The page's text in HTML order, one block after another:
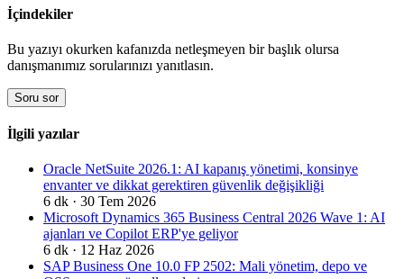
İçindekiler
Bu yazıyı okurken kafanızda netleşmeyen bir başlık olursa
danışmanımız sorularınızı yanıtlasın.
Soru sor
İlgili yazılar
Oracle NetSuite 2026.1: AI kapanış yönetimi, konsinye
envanter ve dikkat gerektiren güvenlik değişikliği
6 dk · 30 Tem 2026
Microsoft Dynamics 365 Business Central 2026 Wave 1: AI
ajanları ve Copilot ERP'ye geliyor
6 dk · 12 Haz 2026
SAP Business One 10.0 FP 2502: Mali yönetim, depo ve